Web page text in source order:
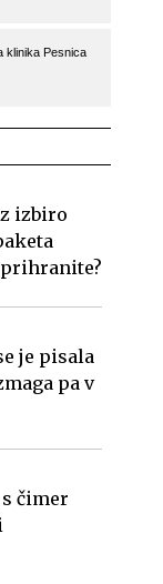
izbiro
je pisala
pa v
čimer